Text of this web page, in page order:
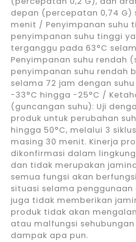
depan (percepatan 0,74 G)
menit / Penyimpanan suhu
penyimpanan suhu tinggi
terganggu pada 63°C
Penyimpanan suhu rendah
penyimpanan suhu rendah
selama 72 jam dengan
-33°C hingga -25°C /
(guncangan suhu): Uji
produk untuk perubahan
hingga 50°C, melalui 3
masing 30 menit. Kinerja
dikonfirmasi dalam
dan tidak merupakan
semua fungsi akan
situasi selama penggunaan
juga tidak memberikan
produk tidak akan
atau malfungsi
dampak apa pun.